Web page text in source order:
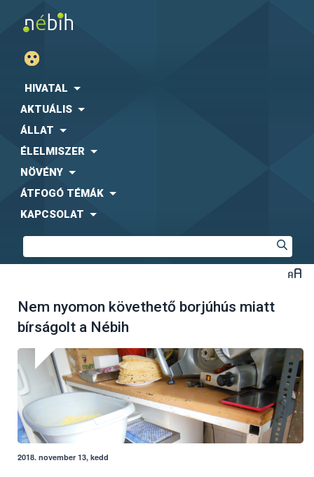
HIVATAL
AKTUÁLIS
ÁLLAT
ÉLELMISZER
NÖVÉNY
ÁTFOGÓ TÉMÁK
KAPCSOLAT
Nem nyomon követhető borjúhús miatt
bírságolt a Nébih
2018. november 13, kedd